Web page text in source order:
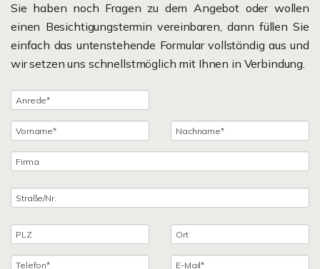
Sie haben noch Fragen zu dem Angebot oder wollen
einen Besichtigungstermin vereinbaren, dann füllen Sie
einfach das untenstehende Formular vollständig aus und
wir setzen uns schnellstmöglich mit Ihnen in Verbindung.